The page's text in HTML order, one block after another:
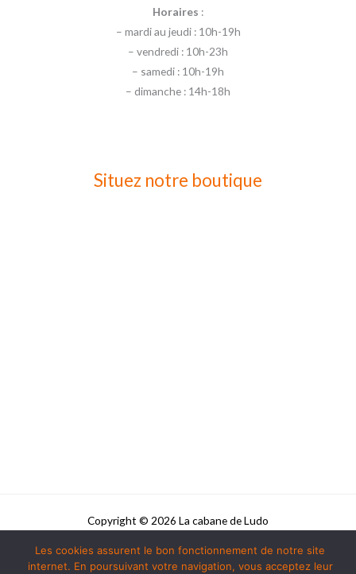
Horaires :
– mardi au jeudi : 10h-19h
– vendredi : 10h-23h
– samedi : 10h-19h
– dimanche : 14h-18h
Situez notre boutique
Copyright © 2026 La cabane de Ludo
Powered by La cabane de Ludo
Les cookies assurent le bon fonctionnement de notre site
internet. En poursuivant votre navigation, vous acceptez leur